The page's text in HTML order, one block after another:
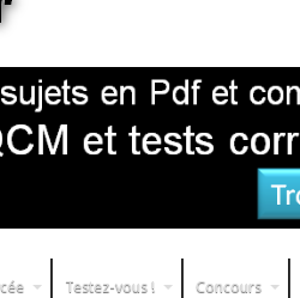
Testez-vous ! Concours